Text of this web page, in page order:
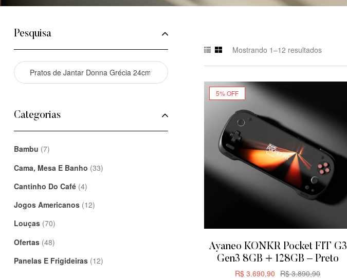
Mostrando 1–12 resultados
5% OFF
Ayaneo KONKR Pocket FIT G3
Gen3 8GB + 128GB – Preto
R$3.890,90
R$ 3.690,90
Pesquisa
Categorias
Bambu (7)
Cama, Mesa E Banho (33)
Cantinho Do Café (4)
Jogos Americanos (12)
Louças (70)
Ofertas (48)
Panelas E Frigideiras (12)